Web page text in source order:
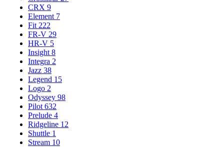
CRX 9
Element 7
Fit 222
FR-V 29
HR-V 5
Insight 8
Integra 2
Jazz 38
Legend 15
Logo 2
Odyssey 98
Pilot 632
Prelude 4
Ridgeline 12
Shuttle 1
Stream 10